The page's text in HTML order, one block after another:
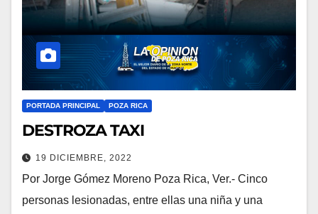
PORTADA PRINCIPAL POZA RICA
DESTROZA TAXI
19 DICIEMBRE, 2022
Por Jorge Gómez Moreno Poza Rica, Ver.- Cinco
personas lesionadas, entre ellas una niña y una